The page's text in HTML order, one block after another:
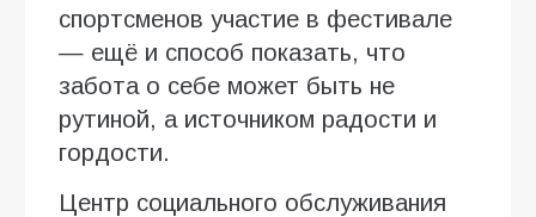
спортсменов участие в фестивале
— ещё и способ показать, что
забота о себе может быть не
рутиной, а источником радости и
гордости.
Центр социального обслуживания